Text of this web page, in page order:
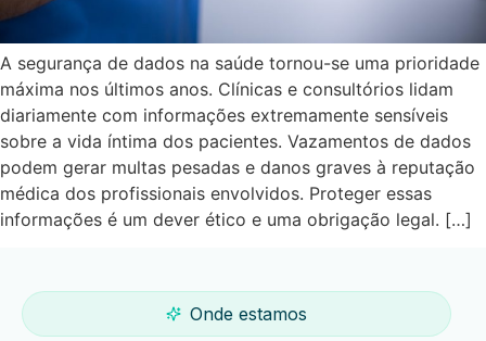
A segurança de dados na saúde tornou-se uma prioridade
máxima nos últimos anos. Clínicas e consultórios lidam
diariamente com informações extremamente sensíveis
sobre a vida íntima dos pacientes. Vazamentos de dados
podem gerar multas pesadas e danos graves à reputação
médica dos profissionais envolvidos. Proteger essas
informações é um dever ético e uma obrigação legal. […]
Onde estamos